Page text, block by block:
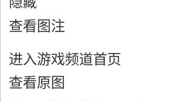
查看图注
进入游戏频道首页
查看原图